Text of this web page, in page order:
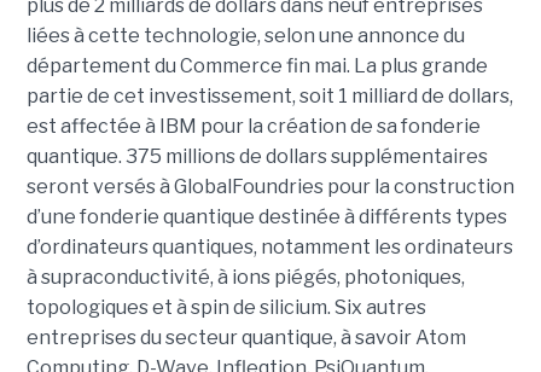
plus de 2 milliards de dollars dans neuf entreprises
liées à cette technologie, selon une annonce du
département du Commerce fin mai. La plus grande
partie de cet investissement, soit 1 milliard de dollars,
est affectée à IBM pour la création de sa fonderie
quantique. 375 millions de dollars supplémentaires
seront versés à GlobalFoundries pour la construction
d’une fonderie quantique destinée à différents types
d’ordinateurs quantiques, notamment les ordinateurs
à supraconductivité, à ions piégés, photoniques,
topologiques et à spin de silicium. Six autres
entreprises du secteur quantique, à savoir Atom